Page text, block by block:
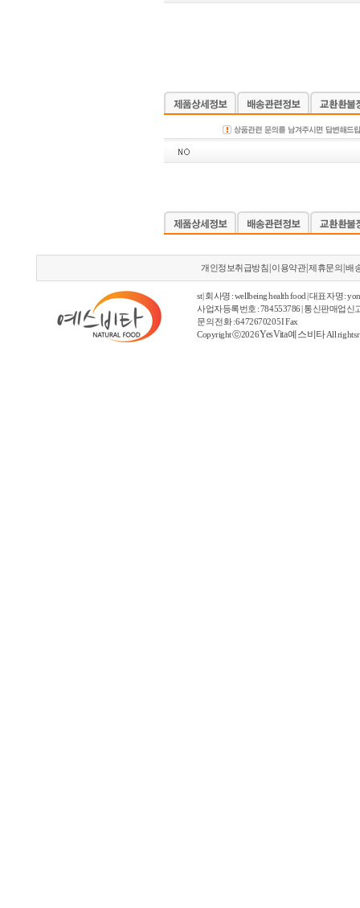
개인정보취급방침 이용약관|제휴문의 |배
st | 회사명 : wellbeing health food | 대표자명 :
사업자등록번호 : 784553786 | 통신판매업신
문의 전화 : 6472670205 I Fax
Copyright ⓒ2026YesVita 예스비타All rights